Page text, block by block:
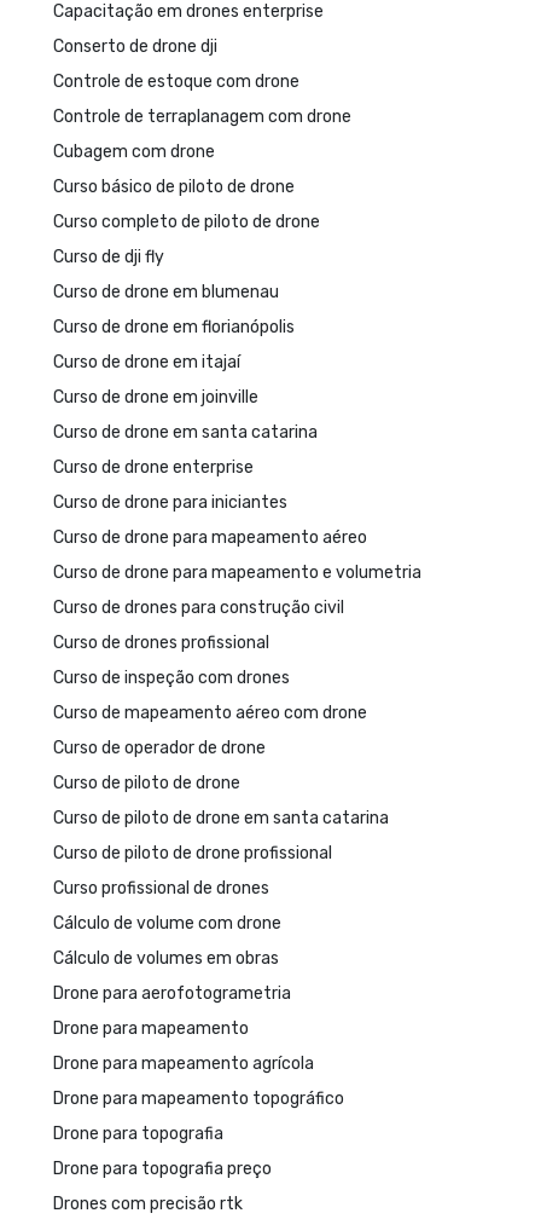
Capacitação em drones enterprise
Conserto de drone dji
Controle de estoque com drone
Controle de terraplanagem com drone
Cubagem com drone
Curso básico de piloto de drone
Curso completo de piloto de drone
Curso de dji fly
Curso de drone em blumenau
Curso de drone em florianópolis
Curso de drone em itajaí
Curso de drone em joinville
Curso de drone em santa catarina
Curso de drone enterprise
Curso de drone para iniciantes
Curso de drone para mapeamento aéreo
Curso de drone para mapeamento e volumetria
Curso de drones para construção civil
Curso de drones profissional
Curso de inspeção com drones
Curso de mapeamento aéreo com drone
Curso de operador de drone
Curso de piloto de drone
Curso de piloto de drone em santa catarina
Curso de piloto de drone profissional
Curso profissional de drones
Cálculo de volume com drone
Cálculo de volumes em obras
Drone para aerofotogrametria
Drone para mapeamento
Drone para mapeamento agrícola
Drone para mapeamento topográfico
Drone para topografia
Drone para topografia preço
Drones com precisão rtk